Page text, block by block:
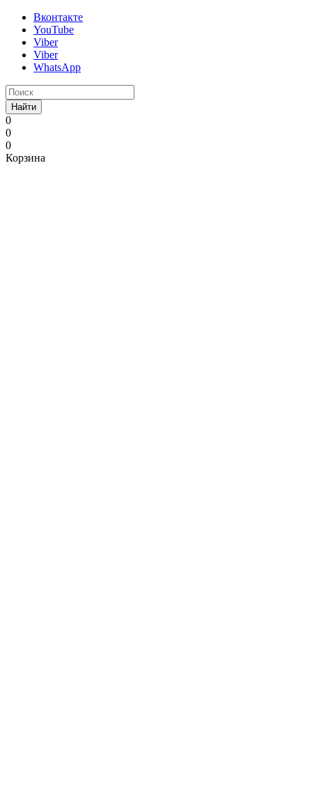
Вконтакте
YouTube
Viber
Viber
WhatsApp
Найти
0
0
0
Корзина